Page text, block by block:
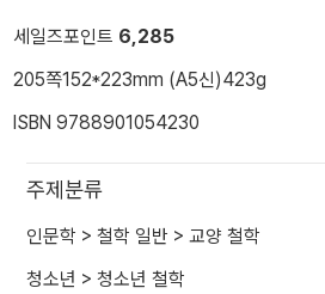
세일즈포인트 6,285
205쪽152*223mm (A5신)423g
ISBN 9788901054230
주제분류
인문학 > 철학 일반 > 교양 철학
청소년 > 청소년 철학